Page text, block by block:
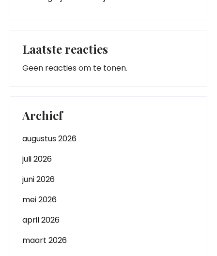
Laatste reacties
Geen reacties om te tonen.
Archief
augustus 2026
juli 2026
juni 2026
mei 2026
april 2026
maart 2026